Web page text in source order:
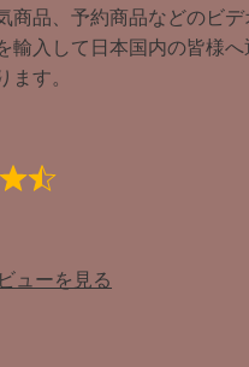
商品、予約商品などのビデ
輸入して日本国内の皆様へ
ます。
ューを見る